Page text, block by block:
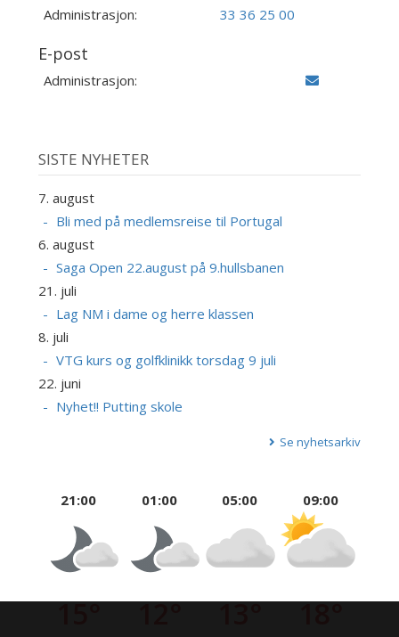
Administrasjon: 33 36 25 00
E-post
Administrasjon:
SISTE NYHETER
7. august
Bli med på medlemsreise til Portugal
6. august
Saga Open 22.august på 9.hullsbanen
21. juli
Lag NM i dame og herre klassen
8. juli
VTG kurs og golfklinikk torsdag 9 juli
22. juni
Nyhet!! Putting skole
Se nyhetsarkiv
21:00
15°
01:00
12°
05:00
13°
09:00
18°